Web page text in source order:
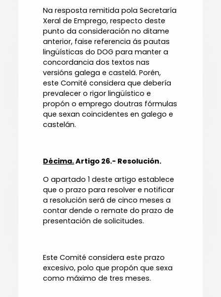
Na resposta remitida pola Secretaría
Xeral de Emprego, respecto deste
punto da consideración no ditame
anterior, faise referencia ás pautas
lingüísticas do DOG para manter a
concordancia dos textos nas
versións galega e castelá. Porén,
este Comité considera que debería
prevalecer o rigor lingüístico e
propón o emprego doutras fórmulas
que sexan coincidentes en galego e
castelán.
Décima.Artigo 26.- Resolución.
O apartado 1 deste artigo establece
que o prazo para resolver e notificar
a resolución será de cinco meses a
contar dende o remate do prazo de
presentación de solicitudes.
Este Comité considera este prazo
excesivo, polo que propón que sexa
como máximo de tres meses.